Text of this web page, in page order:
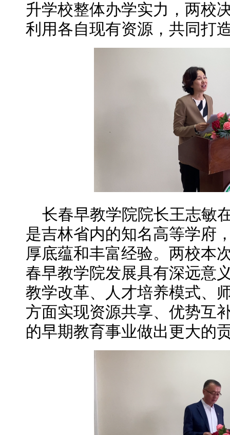
升学校整体办学实力，两校
利用各自现有资源，共同打
长春早教学院院长王志敏
是吉林省内的知名高等学府
厚底蕴和丰富经验。两校本
春早教学院发展具有深远意
教学改革、人才培养模式、
方面实现资源共享、优势互
的早期教育事业做出更大的